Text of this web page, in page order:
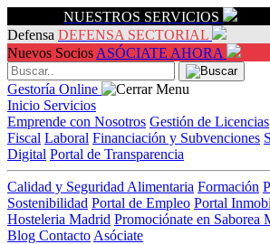
NUESTROS SERVICIOS
Defensa DEFENSA SECTORIAL
Nuevos Socios ASÓCIATE AHORA
Gestoría Online
Inicio Servicios
Emprende con Nosotros Gestión de Licencias
Fiscal Laboral Financiación y Subvenciones
Digital Portal de Transparencia
Calidad y Seguridad Alimentaria Formación
Sostenibilidad Portal de Empleo Portal
Hosteleria Madrid Promociónate en Saborea
Blog Contacto Asóciate